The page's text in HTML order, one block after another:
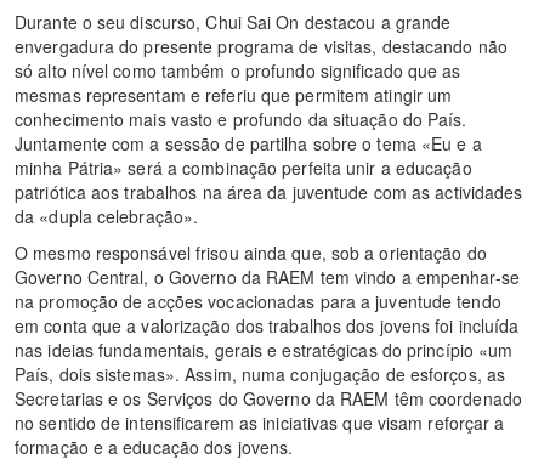
Durante o seu discurso, Chui Sai On destacou a grande
envergadura do presente programa de visitas, destacando não
só alto nível como também o profundo significado que as
mesmas representam e referiu que permitem atingir um
conhecimento mais vasto e profundo da situação do País.
Juntamente com a sessão de partilha sobre o tema «Eu e a
minha Pátria» será a combinação perfeita unir a educação
patriótica aos trabalhos na área da juventude com as actividades
da «dupla celebração».
O mesmo responsável frisou ainda que, sob a orientação do
Governo Central, o Governo da RAEM tem vindo a empenhar-se
na promoção de acções vocacionadas para a juventude tendo
em conta que a valorização dos trabalhos dos jovens foi incluída
nas ideias fundamentais, gerais e estratégicas do princípio «um
País, dois sistemas». Assim, numa conjugação de esforços, as
Secretarias e os Serviços do Governo da RAEM têm coordenado
no sentido de intensificarem as iniciativas que visam reforçar a
formação e a educação dos jovens.